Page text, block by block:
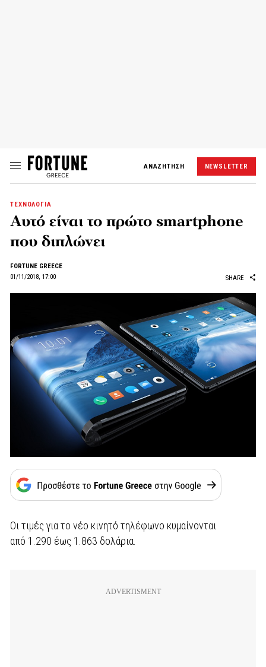
ΑΝΑΖΗΤΗΣΗ NEWSLETTER
ΤΕΧΝΟΛΟΓΙΑ
Αυτό είναι το πρώτο smartphone
που διπλώνει
FORTUNE GREECE
01/11/2018, 17:00
SHARE
Οι τιμές για το νέο κινητό τηλέφωνο κυμαίνονται
από 1.290 έως 1.863 δολάρια.